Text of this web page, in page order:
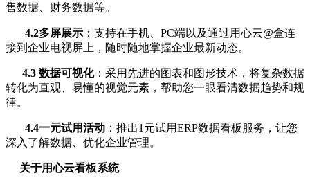
售数据、财务数据等。
4.2多屏展示 ：支持在手机、PC端以及通过用心云@盒连
接到企业电视屏上，随时随地掌握企业最新动态。
4.3 数据可视化：采用先进的图表和图形技术，将复杂数据
转化为直观、易懂的视觉元素，帮助您一眼看清数据趋势和规
律。
4.4一元试用活动 ：推出1元试用ERP数据看板服务，让您
深入了解数据、优化企业管理。
关于用心云看板系统